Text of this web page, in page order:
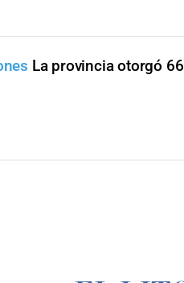
La provincia otorgó